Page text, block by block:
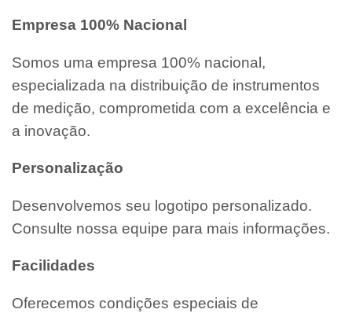
Empresa 100% Nacional
Somos uma empresa 100% nacional,
especializada na distribuição de instrumentos
de medição, comprometida com a excelência e
a inovação.
Personalização
Desenvolvemos seu logotipo personalizado.
Consulte nossa equipe para mais informações.
Facilidades
Oferecemos condições especiais de